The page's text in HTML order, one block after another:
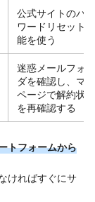
公式サイトのパス
ワードリセット機
能を使う
迷惑メールフォル
ダを確認し、マイ
ページで解約状況
を再確認する
トフォームから
ければすぐにサ